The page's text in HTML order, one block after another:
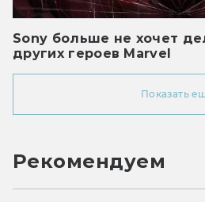
Sony больше не хочет
других героев Marvel
Показать
Рекомендуем